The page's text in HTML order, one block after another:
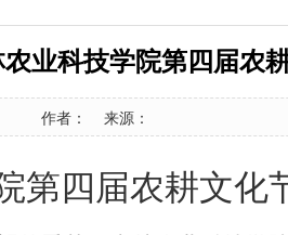
业科技学院第四届农
作者： 来源：
第四届农耕文化